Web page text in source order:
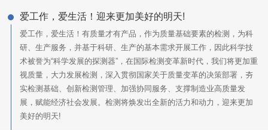
爱工作，爱生活！迎来更加美好的明天!
爱工作，爱生活！有质量才有产品，作为质量基础要素的检测，为科
研、生产服务，并基于科研、生产的基本需求开展工作，因此科学技
术被誉为“科学发展的探测器”，在国际检测变革新时代，我们将更加重
视质量，大力发展检测，深入贯彻国家关于质量变革的决策部署，夯
实检测基础、创新检测管理、加强协同服务、支撑制造业高质量发
展，赋能经济社会发展。检测将焕发出全新的活力和动力，迎来更加
美好的明天!